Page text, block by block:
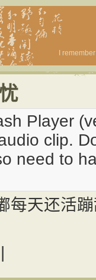
I
Player
clip.
need to
每天还活
|